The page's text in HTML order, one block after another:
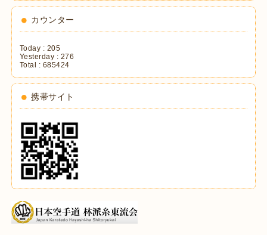
カウンター
Today : 205
Yesterday : 276
Total : 685424
携帯サイト